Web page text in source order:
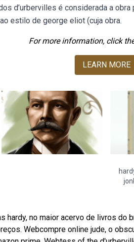
d’urbervilles é considerada a
estilo de george eliot (cuja obra.
For more information, click
LEARN MORE
hardy, no maior acervo de livros do
Webcompre online jude, o